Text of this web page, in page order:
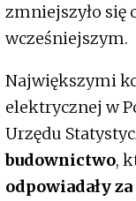
zmniejszyło się
wcześniejszym.
Największymi
elektrycznej w
Urzędu
budownictwo,
odpowiadały